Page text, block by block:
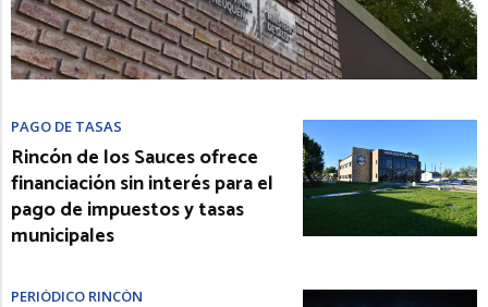
PAGO DE TASAS
Rincón de los Sauces ofrece
financiación sin interés para el
pago de impuestos y tasas
municipales
PERIÓDICO RINCÓN